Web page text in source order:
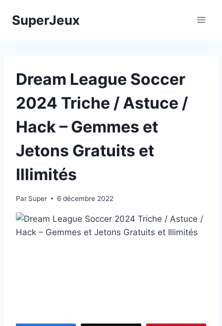
SuperJeux
Dream League Soccer
2024 Triche / Astuce /
Hack – Gemmes et
Jetons Gratuits et
Illimités
Par Super 6 décembre 2022